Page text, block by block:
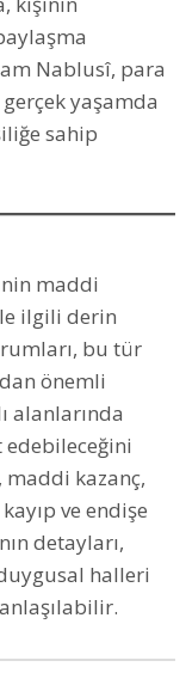
Nablusî, para
yaşamda
sahip
maddi
ilgili derin
bu tür
önemli
alanlarında
maddi kazanç,
ve endişe
detayları,
halleri